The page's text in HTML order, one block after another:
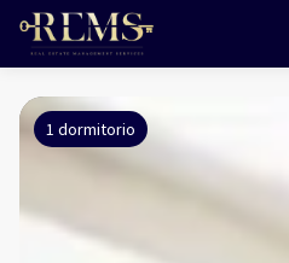
1 dormitorio